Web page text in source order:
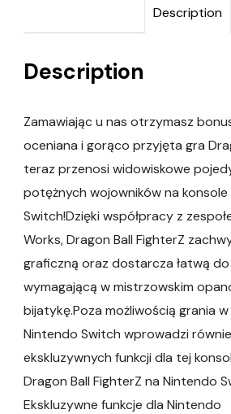
Description
Description
Zamawiając u nas otrzymasz
oceniana i gorąco przyjęta gra
teraz przenosi widowiskowe
potężnych wojowników na
Switch!Dzięki współpracy z
Works, Dragon Ball FighterZ
graficzną oraz dostarcza łatwą do
wymagającą w mistrzowskim
bijatykę.Poza możliwością grania
Nintendo Switch wprowadzi
ekskluzywnych funkcji dla tej
Dragon Ball FighterZ na Nintendo
Ekskluzywne funkcje dla Nintendo